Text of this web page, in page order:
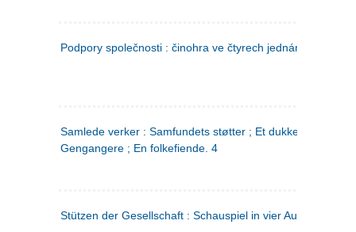
Podpory společnosti : činohra ve čtyrech jednáních
Samlede verker : Samfundets støtter ; Et dukkehjem ;
Gengangere ; En folkefiende. 4
Stützen der Gesellschaft : Schauspiel in vier Aufzügen